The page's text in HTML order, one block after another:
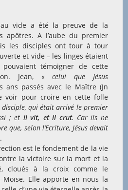
vide a été la preuve de la
apôtres. A l’aube du premier
les disciples ont tour à tour
et vide – les linges étaient
témoigner de cette
Jean, « celui que Jésus
ans passés avec le Maître (Jn
voir pour croire en cette folle
disciple, qui était arrivé le premier
; et il vit, et il crut. Car ils ne
que, selon l’Ecriture, Jésus devait
.
est le fondement de la vie
la victoire sur la mort et la
cloués à la croix comme le
Moïse. Elle apporte en nous la